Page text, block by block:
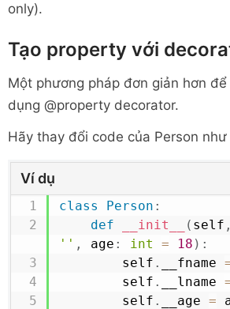
only).
Tạo property với
Một phương pháp đơn giản hơn
dụng @property decorator.
Hãy thay đổi code của Person như
Ví dụ
class Person :
def
__init__ ( self ,
'' , age : int = 18 ) :
        self
. __fname
        self
. __lname
        self
. __age =